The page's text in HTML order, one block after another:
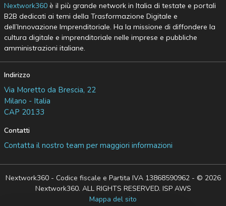
Nextwork360è il più grande network in Italia di testate e portali
B2B dedicati ai temi della Trasformazione Digitale e
dell’Innovazione Imprenditoriale. Ha la missione di diffondere la
cultura digitale e imprenditoriale nelle imprese e pubbliche
amministrazioni italiane.
Indirizzo
Via Moretto da Brescia, 22
Milano - Italia
CAP 20133
Contatti
Contatta il nostro team per maggiori informazioni
Nextwork360 - Codice fiscale e Partita IVA 13868590962 - © 2026
Nextwork360. ALL RIGHTS RESERVED. ISP AWS
Mappa del sito